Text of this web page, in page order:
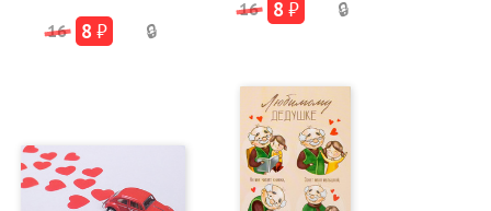
16 8 ₽ 🔒
16 8 ₽ 🔒